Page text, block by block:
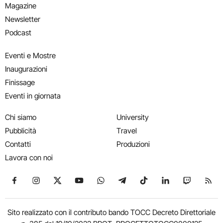
Magazine
Newsletter
Podcast
Eventi e Mostre
Inaugurazioni
Finissage
Eventi in giornata
Chi siamo
Pubblicità
Contatti
Lavora con noi
University
Travel
Produzioni
Seguici su Facebook
Seguici su Instagram
Seguici su X
Seguici su YouTube
Seguici su WhatsApp
Seguici su Telegram
Seguici su TikTok
Seguici su
Seguici
Sito realizzato con il contributo bando TOCC Decreto Direttoriale